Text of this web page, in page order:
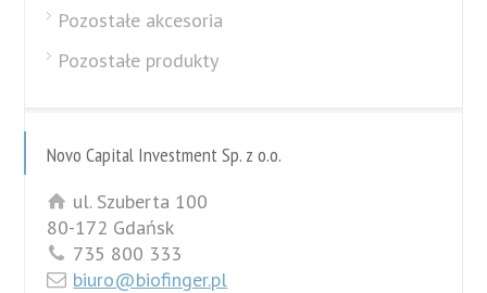
Pozostałe akcesoria
Pozostałe produkty
Novo Capital Investment Sp. z o.o.
ul. Szuberta 100
80-172 Gdańsk
735 800 333
biuro@biofinger.pl